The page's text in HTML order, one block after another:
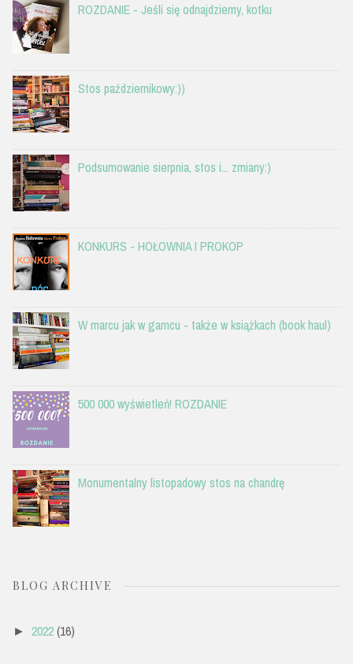
ROZDANIE - Jeśli się odnajdziemy, kotku
Stos październikowy:))
Podsumowanie sierpnia, stos i... zmiany:)
KONKURS - HOŁOWNIA I PROKOP
W marcu jak w garncu - także w książkach (book haul)
500 000 wyświetleń! ROZDANIE
Monumentalny listopadowy stos na chandrę
BLOG ARCHIVE
► 2022(16)